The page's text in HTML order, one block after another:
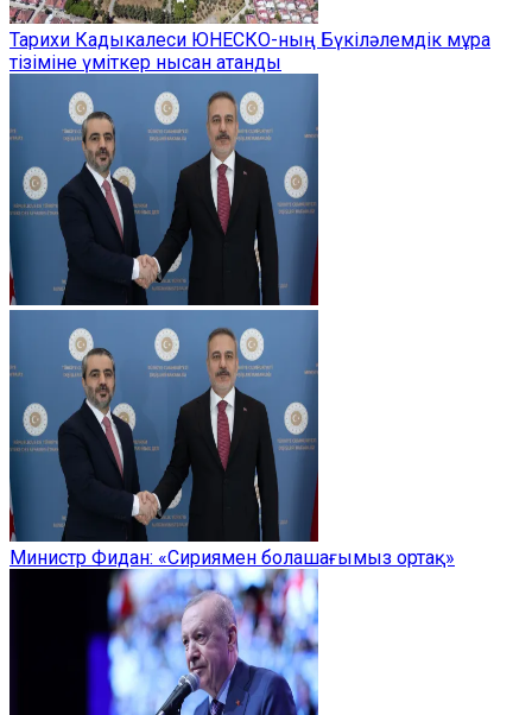
Тарихи Кадыкалеси ЮНЕСКО-ның Бүкіләлемдік мұра
тізіміне үміткер нысан атанды
Министр Фидан: «Сириямен болашағымыз ортақ»